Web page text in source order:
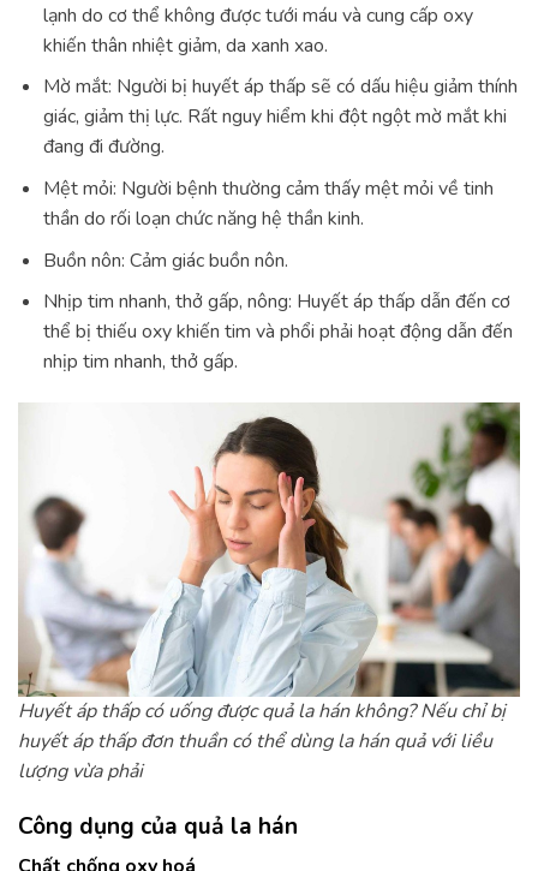
lạnh do cơ thể không được tưới máu và cung cấp oxy
khiến thân nhiệt giảm, da xanh xao.
Mờ mắt: Người bị huyết áp thấp sẽ có dấu hiệu giảm thính
giác, giảm thị lực. Rất nguy hiểm khi đột ngột mờ mắt khi
đang đi đường.
Mệt mỏi: Người bệnh thường cảm thấy mệt mỏi về tinh
thần do rối loạn chức năng hệ thần kinh.
Buồn nôn: Cảm giác buồn nôn.
Nhịp tim nhanh, thở gấp, nông: Huyết áp thấp dẫn đến cơ
thể bị thiếu oxy khiến tim và phổi phải hoạt động dẫn đến
nhịp tim nhanh, thở gấp.
Huyết áp thấp có uống được quả la hán không? Nếu chỉ bị
huyết áp thấp đơn thuần có thể dùng la hán quả với liều
lượng vừa phải
Công dụng của quả la hán